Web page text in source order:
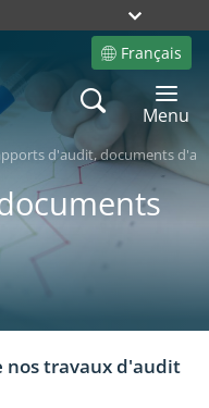
Français
Site language
Search
Toggle
Menu
d'audit, documents
nos travaux d'audit